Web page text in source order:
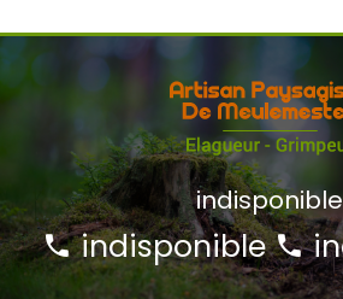
indisponible
indisponible